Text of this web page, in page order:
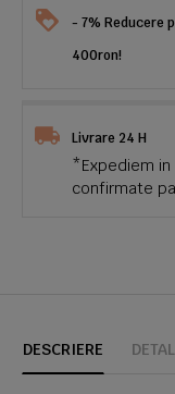
- 7% Reducere
400ron!
Livrare 24 H
*Expediem
confirmate
DESCRIERE